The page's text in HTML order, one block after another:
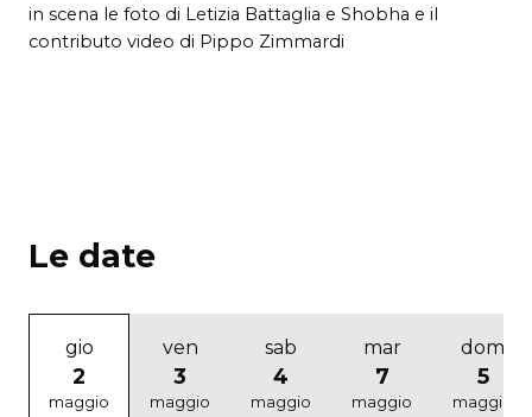
in scena le foto di Letizia Battaglia e Shobha e il
contributo video di Pippo Zimmardi
Le date
gio
2
maggio
ven
3
maggio
sab
4
maggio
mar
7
maggio
dom
5
maggio